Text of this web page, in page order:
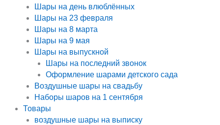
Шары на день влюблённых
Шары на 23 февраля
Шары на 8 марта
Шары на 9 мая
Шары на выпускной
Шары на последний звонок
Оформление шарами детского сада
Воздушные шары на свадьбу
Наборы шаров на 1 сентября
Товары
воздушные шары на выписку